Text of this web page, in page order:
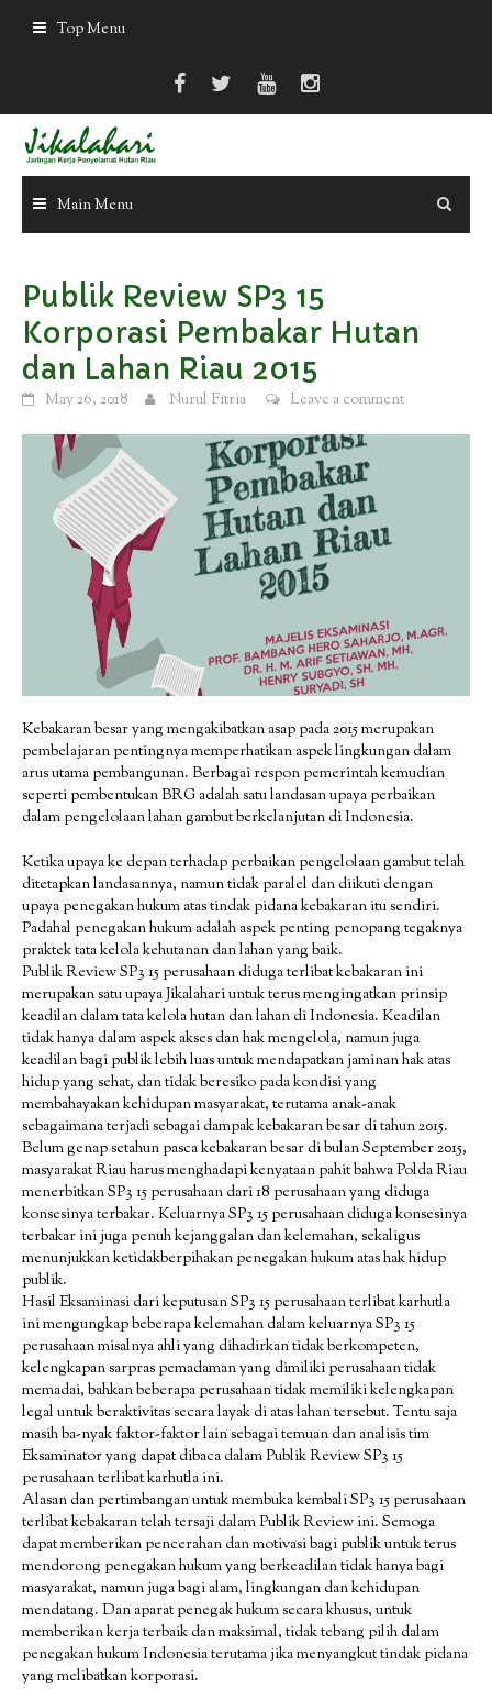
Top Menu
Main Menu
Publik Review SP3 15
Korporasi Pembakar Hutan
dan Lahan Riau 2015
May 26, 2018 Nurul Fitria Leave a comment
Kebakaran besar yang mengakibatkan asap pada 2015 merupakan
pembelajaran pentingnya memperhatikan aspek lingkungan dalam
arus utama pembangunan. Berbagai respon pemerintah kemudian
seperti pembentukan BRG adalah satu landasan upaya perbaikan
dalam pengelolaan lahan gambut berkelanjutan di Indonesia.
Ketika upaya ke depan terhadap perbaikan pengelolaan gambut telah
ditetapkan landasannya, namun tidak paralel dan diikuti dengan
upaya penegakan hukum atas tindak pidana kebakaran itu sendiri.
Padahal penegakan hukum adalah aspek penting penopang tegaknya
praktek tata kelola kehutanan dan lahan yang baik.
Publik Review SP3 15 perusahaan diduga terlibat kebakaran ini
merupakan satu upaya Jikalahari untuk terus mengingatkan prinsip
keadilan dalam tata kelola hutan dan lahan di Indonesia. Keadilan
tidak hanya dalam aspek akses dan hak mengelola, namun juga
keadilan bagi publik lebih luas untuk mendapatkan jaminan hak atas
hidup yang sehat, dan tidak beresiko pada kondisi yang
membahayakan kehidupan masyarakat, terutama anak-anak
sebagaimana terjadi sebagai dampak kebakaran besar di tahun 2015.
Belum genap setahun pasca kebakaran besar di bulan September 2015,
masyarakat Riau harus menghadapi kenyataan pahit bahwa Polda Riau
menerbitkan SP3 15 perusahaan dari 18 perusahaan yang diduga
konsesinya terbakar. Keluarnya SP3 15 perusahaan diduga konsesinya
terbakar ini juga penuh kejanggalan dan kelemahan, sekaligus
menunjukkan ketidakberpihakan penegakan hukum atas hak hidup
publik.
Hasil Eksaminasi dari keputusan SP3 15 perusahaan terlibat karhutla
ini mengungkap beberapa kelemahan dalam keluarnya SP3 15
perusahaan misalnya ahli yang dihadirkan tidak berkompeten,
kelengkapan sarpras pemadaman yang dimiliki perusahaan tidak
memadai, bahkan beberapa perusahaan tidak memiliki kelengkapan
legal untuk beraktivitas secara layak di atas lahan tersebut. Tentu saja
masih ba-nyak faktor-faktor lain sebagai temuan dan analisis tim
Eksaminator yang dapat dibaca dalam Publik Review SP3 15
perusahaan terlibat karhutla ini.
Alasan dan pertimbangan untuk membuka kembali SP3 15 perusahaan
terlibat kebakaran telah tersaji dalam Publik Review ini. Semoga
dapat memberikan pencerahan dan motivasi bagi publik untuk terus
mendorong penegakan hukum yang berkeadilan tidak hanya bagi
masyarakat, namun juga bagi alam, lingkungan dan kehidupan
mendatang. Dan aparat penegak hukum secara khusus, untuk
memberikan kerja terbaik dan maksimal, tidak tebang pilih dalam
penegakan hukum Indonesia terutama jika menyangkut tindak pidana
yang melibatkan korporasi.